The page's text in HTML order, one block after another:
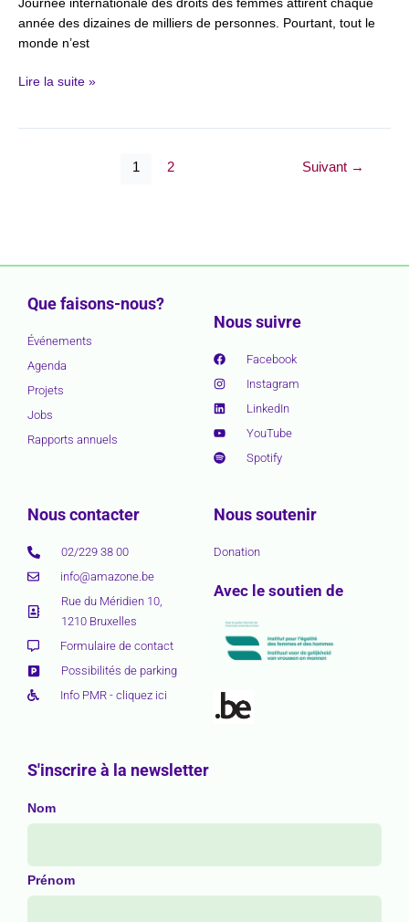
Journée internationale des droits des femmes attirent chaque
année des dizaines de milliers de personnes. Pourtant, tout le
monde n’est
Lire la suite »
1 2 Suivant →
Que faisons-nous?
Événements
Agenda
Projets
Jobs
Rapports annuels
Nous suivre
Facebook
Instagram
LinkedIn
YouTube
Spotify
Nous contacter
02/229 38 00
info@amazone.be
Rue du Méridien 10,
1210 Bruxelles
Formulaire de contact
Possibilités de parking
Info PMR - cliquez ici
Nous soutenir
Donation
Avec le soutien de
S'inscrire à la newsletter
Nom
Prénom